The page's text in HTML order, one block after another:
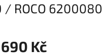
ROCO 6200080
Kč